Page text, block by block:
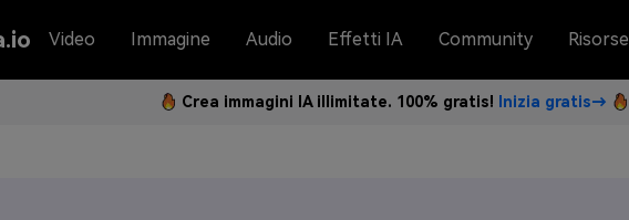
Video Immagine Audio Effetti IA Community Risorse
Crea immagini IA illimitate. 100% gratis! Inizia gratis→